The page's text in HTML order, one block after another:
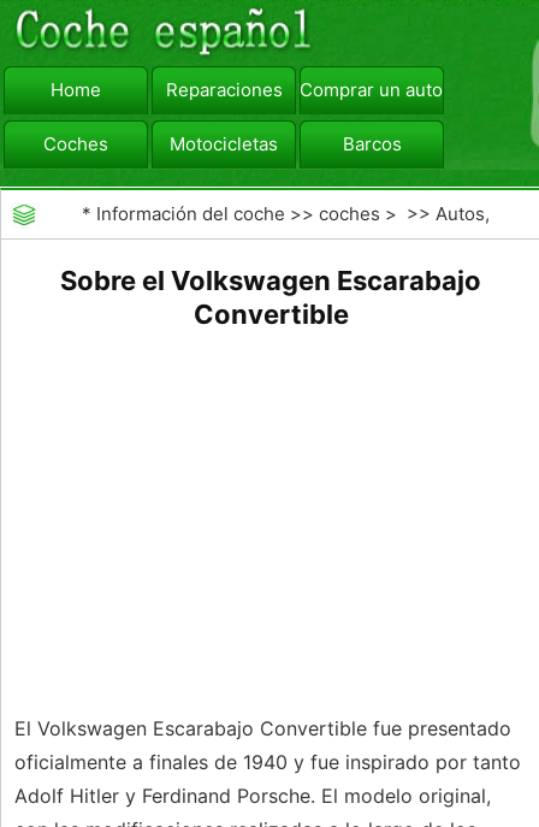
Home Reparaciones Comprar un automóvil
Coches Motocicletas Barcos
viajar Camiones
* Información del coche >>coches > >>Autos,
Sobre el Volkswagen Escarabajo
Convertible
El Volkswagen Escarabajo Convertible fue presentado
oficialmente a finales de 1940 y fue inspirado por tanto
Adolf Hitler y Ferdinand Porsche. El modelo original,